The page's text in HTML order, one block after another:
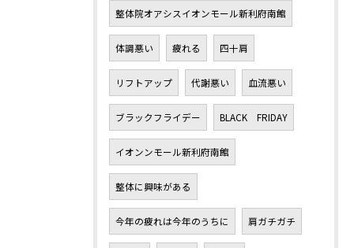
整体院オアシスイオンモール新利府南館
体調悪い 疲れる 四十肩
リフトアップ 代謝悪い 血流悪い
ブラックフライデー BLACK FRIDAY
イオンンモール新利府南館
整体に興味がある
今年の疲れは今年のうちに 肩ガチガチ